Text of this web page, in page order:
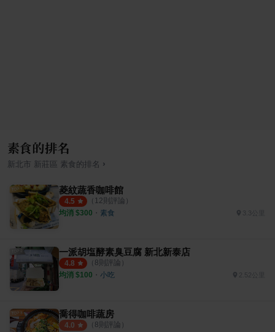
素食的排名
新北市 新莊區 素食的排名 ›
菱紋蔬香咖啡館
4.5 （ 12則評論）
均消 $300 ・ 素食
一派胡塩酵素臭豆腐 新北新泰店
4.8 （ 8則評論）
均消 $100 ・ 小吃 2.52公里
喬得咖啡蔬房
4.0 （ 8則評論）